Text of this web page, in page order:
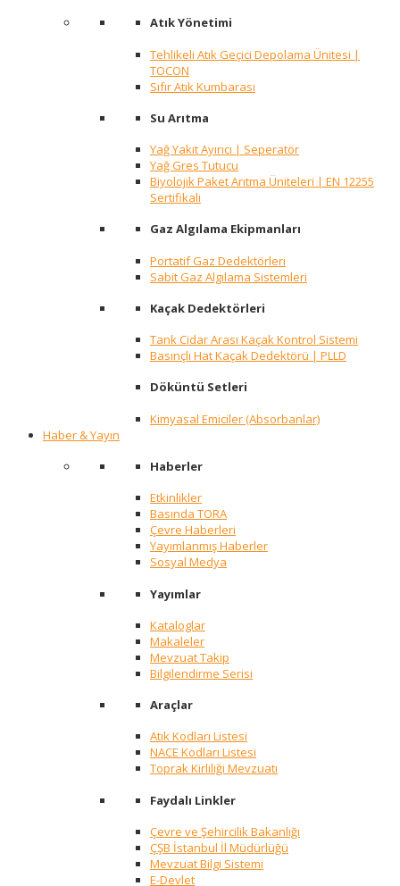
Atık Yönetimi
Tehlikeli Atık Geçici Depolama Ünitesi |
TOCON
Sıfır Atık Kumbarası
Su Arıtma
Yağ Yakıt Ayırıcı | Seperatör
Yağ Gres Tutucu
Biyolojik Paket Arıtma Üniteleri | EN 12255
Sertifikalı
Gaz Algılama Ekipmanları
Portatif Gaz Dedektörleri
Sabit Gaz Algılama Sistemleri
Kaçak Dedektörleri
Tank Cidar Arası Kaçak Kontrol Sistemi
Basınçlı Hat Kaçak Dedektörü | PLLD
Döküntü Setleri
Kimyasal Emiciler (Absorbanlar)
Haber & Yayın
Haberler
Etkinlikler
Basında TORA
Çevre Haberleri
Yayımlanmış Haberler
Sosyal Medya
Yayımlar
Kataloglar
Makaleler
Mevzuat Takip
Bilgilendirme Serisi
Araçlar
Atık Kodları Listesi
NACE Kodları Listesi
Toprak Kirliliği Mevzuatı
Faydalı Linkler
Çevre ve Şehircilik Bakanlığı
ÇŞB İstanbul İl Müdürlüğü
Mevzuat Bilgi Sistemi
E-Devlet